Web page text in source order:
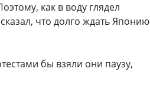
как в воду глядел
что долго ждать Японию
бы взяли они паузу,